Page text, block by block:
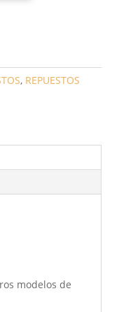
, REPUESTOS
modelos de